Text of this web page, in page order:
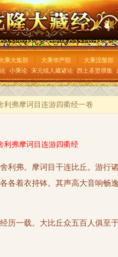
乘大集部| 大乘华严部| 大乘涅槃部
| 小乘论| 宋元续入藏诸论| 西土圣贤撰集|
利弗摩诃目连游四衢经一卷
利弗摩诃目连游四衢经
弗。摩诃目干连比丘。游行
各着衣持钵。其声高大音响畅
一载。大比丘众五百人俱至